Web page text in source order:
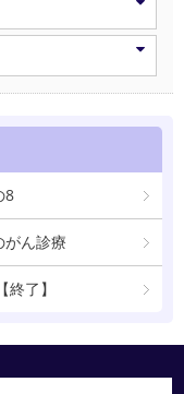
8
がん診療
了】